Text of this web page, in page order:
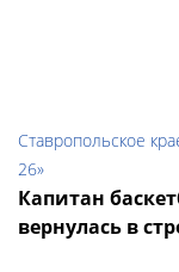
Ставропольское
26»
Капитан
вернулась в